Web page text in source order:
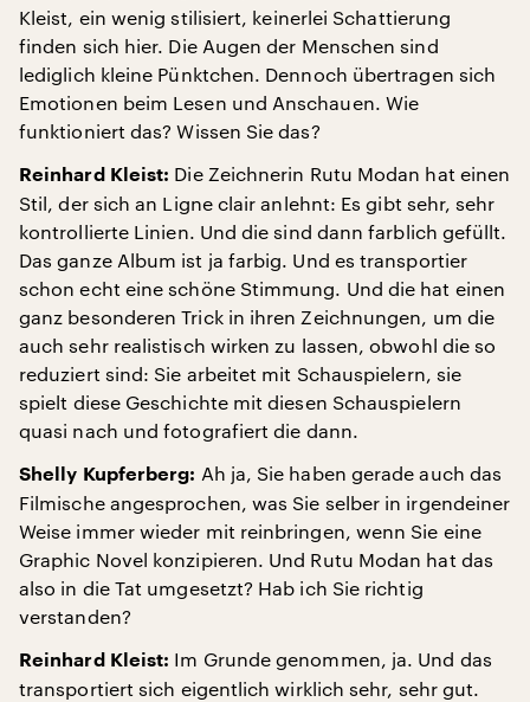
Kleist, ein wenig stilisiert, keinerlei Schattierung
finden sich hier. Die Augen der Menschen sind
lediglich kleine Pünktchen. Dennoch übertragen sich
Emotionen beim Lesen und Anschauen. Wie
funktioniert das? Wissen Sie das?
Reinhard Kleist: Die Zeichnerin Rutu Modan hat einen
Stil, der sich an Ligne clair anlehnt: Es gibt sehr, sehr
kontrollierte Linien. Und die sind dann farblich gefüllt.
Das ganze Album ist ja farbig. Und es transportier
schon echt eine schöne Stimmung. Und die hat einen
ganz besonderen Trick in ihren Zeichnungen, um die
auch sehr realistisch wirken zu lassen, obwohl die so
reduziert sind: Sie arbeitet mit Schauspielern, sie
spielt diese Geschichte mit diesen Schauspielern
quasi nach und fotografiert die dann.
Shelly Kupferberg: Ah ja, Sie haben gerade auch das
Filmische angesprochen, was Sie selber in irgendeiner
Weise immer wieder mit reinbringen, wenn Sie eine
Graphic Novel konzipieren. Und Rutu Modan hat das
also in die Tat umgesetzt? Hab ich Sie richtig
verstanden?
Reinhard Kleist: Im Grunde genommen, ja. Und das
transportiert sich eigentlich wirklich sehr, sehr gut.